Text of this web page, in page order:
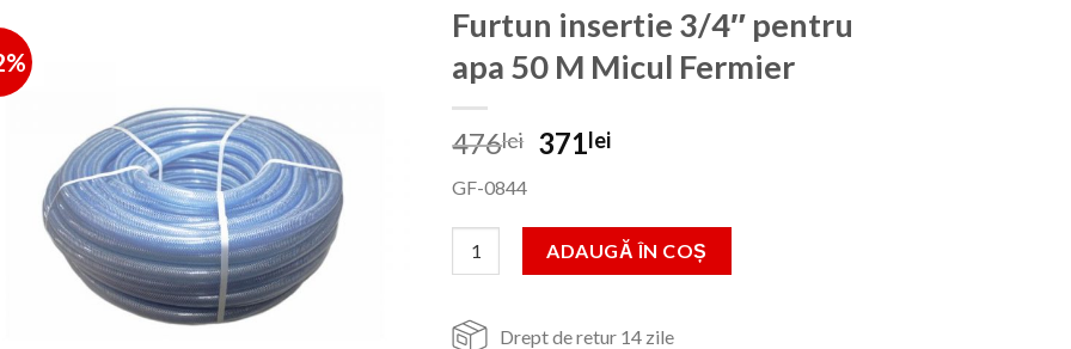
Furtun insertie 3/4″ pentru
apa 50 M Micul Fermier
476lei Prețul
fost:
476lei.
371leiPrețul
371lei.
GF-0844
Cantitate Furtun insertie 3/4" pentru apa 50 M Micul Fermier
ADAUGĂ ÎN COȘ
Drept de retur 14 zile